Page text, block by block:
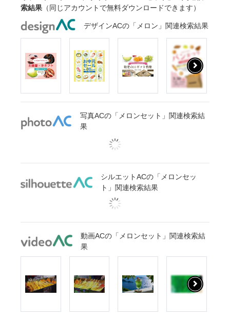
索結果 （同じアカウントで無料ダウンロードできます）
デザインACの「メロン」関連検索結果
写真ACの「メロンセット」関連検索結
果
シルエットACの「メロンセッ
ト」関連検索結果
動画ACの「メロンセット」関連検索結
果